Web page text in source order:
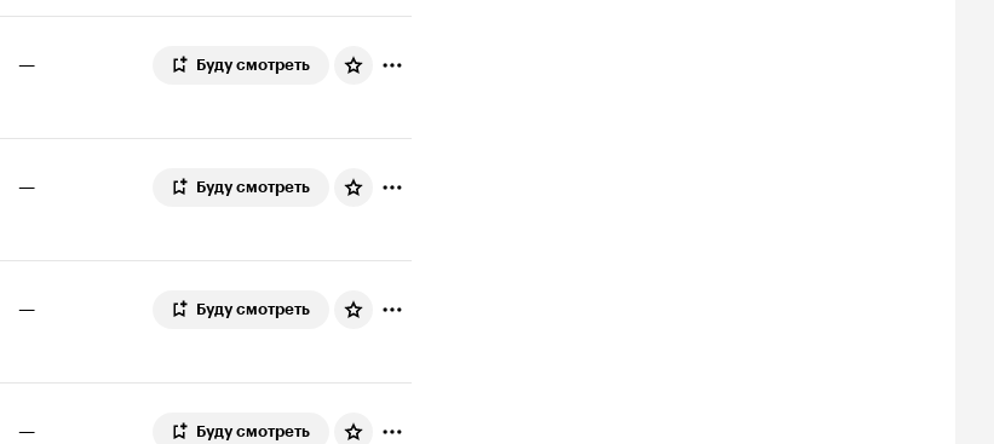
— Буду смотреть
— Буду смотреть
— Буду смотреть
— Буду смотреть